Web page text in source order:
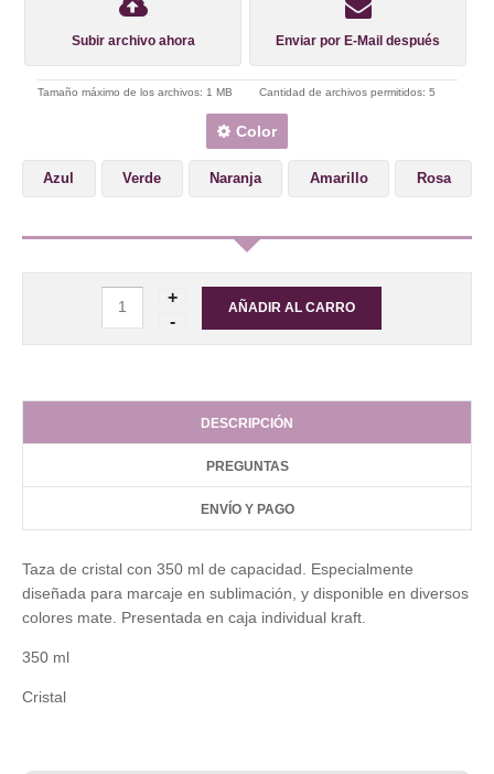
Subir archivo ahora Enviar por E-Mail después
Tamaño máximo de los archivos: 1 MB Cantidad de archivos permitidos: 5
Color
Azul Verde Naranja Amarillo Rosa
DESCRIPCIÓN
PREGUNTAS
ENVÍO Y PAGO
Taza de cristal con 350 ml de capacidad. Especialmente
diseñada para marcaje en sublimación, y disponible en diversos
colores mate. Presentada en caja individual kraft.
350 ml
Cristal